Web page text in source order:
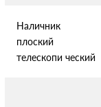
Наличник
плоский
телескопи ческий